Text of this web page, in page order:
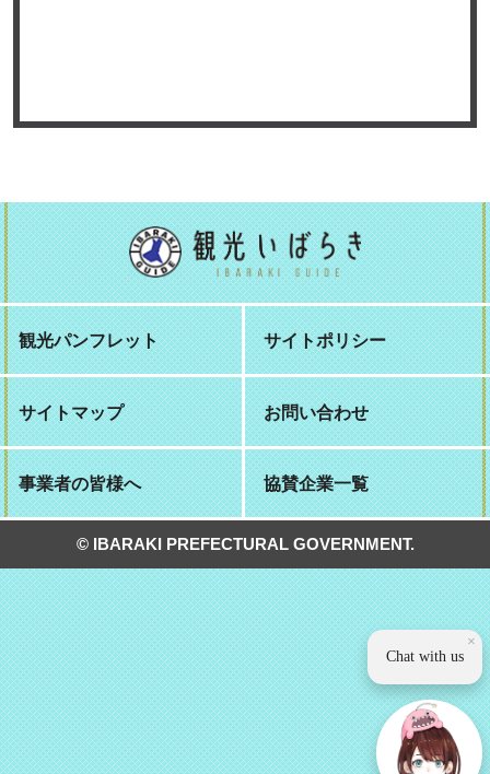
観光パンフレット サイトポリシー
サイトマップ お問い合わせ
事業者の皆様へ 協賛企業一覧
© IBARAKI PREFECTURAL GOVERNMENT.
×
Chat with us